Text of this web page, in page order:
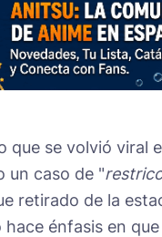
que se volvió viral
un caso de "
retirado de la
énfasis en